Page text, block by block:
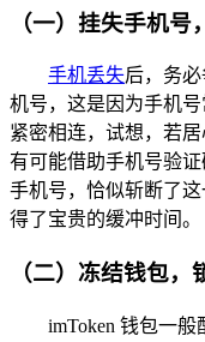
（一）挂失手机
手机丢失后，务
机号，这是因为手机
紧密相连，试想，若
有可能借助手机号验
手机号，恰似斩断了
得了宝贵的缓冲时间。
（二）冻结钱包，
imToken 钱包一